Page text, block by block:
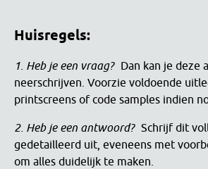
Huisregels:
1. Heb je een vraag?
Dan kan je deze
neerschrijven. Voorzie voldoende
printscreens of code samples indien
2. Heb je een antwoord? Schrijf dit
gedetailleerd uit, eveneens met
om alles duidelijk te maken.